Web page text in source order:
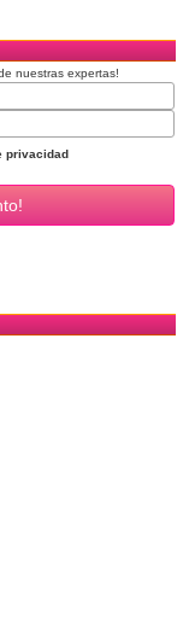
nuestras expertas!
privacidad